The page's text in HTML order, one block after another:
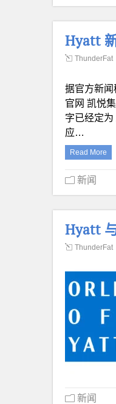
Hyatt
ThunderFat
据官方新
官网 凯悦
字已经定
应…
Read More
新闻
Hyatt
ThunderFat
新闻